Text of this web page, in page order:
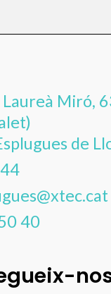
Miró,
de
40